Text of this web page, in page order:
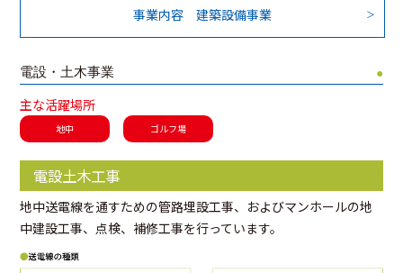
事業内容 建築設備事業
●
電設・土木事業
主な活躍場所
地中 ゴルフ場
電設土木工事
地中送電線を通すための管路埋設工事、およびマンホールの地
中建設工事、点検、補修工事を行っています。